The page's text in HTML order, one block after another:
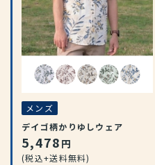
メンズ
デイゴ柄かりゆしウェア
5,478 円
(税込+送料無料)